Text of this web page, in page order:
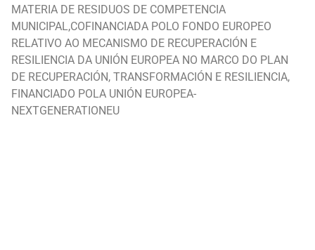
MATERIA DE RESIDUOS DE COMPETENCIA
MUNICIPAL,COFINANCIADA POLO FONDO EUROPEO
RELATIVO AO MECANISMO DE RECUPERACIÓN E
RESILIENCIA DA UNIÓN EUROPEA NO MARCO DO PLAN
DE RECUPERACIÓN, TRANSFORMACIÓN E RESILIENCIA,
FINANCIADO POLA UNIÓN EUROPEA-
NEXTGENERATIONEU